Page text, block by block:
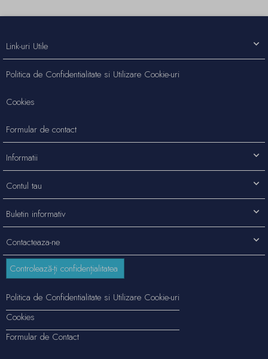
Contacteaza-ne
Link-uri Utile
Politica de Confidentialitate si Utilizare Cookie-uri
Cookies
Formular de contact
Informatii
Contul tau
Buletin informativ
Controlează-ți confidențialitatea
Politica de Confidentialitate si Utilizare Cookie-uri
Cookies
Formular de Contact